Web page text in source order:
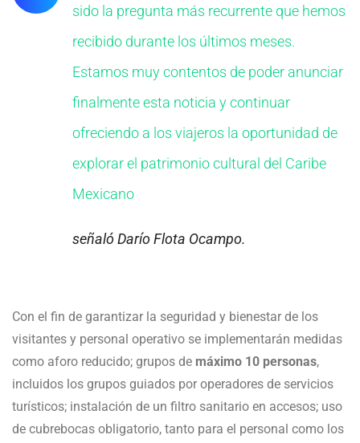
sido la pregunta más recurrente que hemos
recibido durante los últimos meses.
Estamos muy contentos de poder anunciar
finalmente esta noticia y continuar
ofreciendo a los viajeros la oportunidad de
explorar el patrimonio cultural del Caribe
Mexicano
señaló Darío Flota Ocampo.
Con el fin de garantizar la seguridad y bienestar de los
visitantes y personal operativo se implementarán medidas
como aforo reducido; grupos de máximo 10 personas,
incluidos los grupos guiados por operadores de servicios
turísticos; instalación de un filtro sanitario en accesos; uso
de cubrebocas obligatorio, tanto para el personal como los